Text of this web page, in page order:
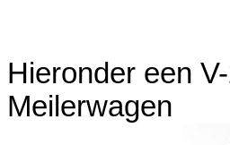
Hieronder een
Meilerwagen